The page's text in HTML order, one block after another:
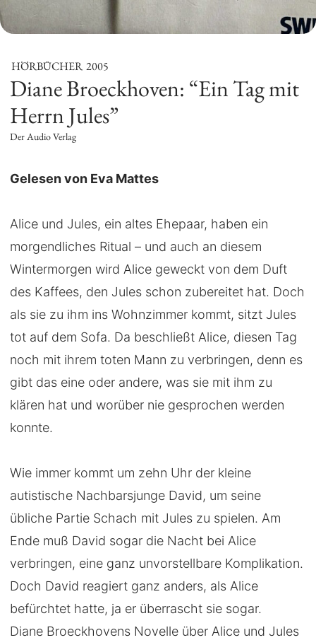
HÖRBÜCHER 2005
Diane Broeckhoven: “Ein Tag mit
Herrn Jules”
Der Audio Verlag
Gelesen von Eva Mattes
Alice und Jules, ein altes Ehepaar, haben ein
morgendliches Ritual – und auch an diesem
Wintermorgen wird Alice geweckt von dem Duft
des Kaffees, den Jules schon zubereitet hat. Doch
als sie zu ihm ins Wohnzimmer kommt, sitzt Jules
tot auf dem Sofa. Da beschließt Alice, diesen Tag
noch mit ihrem toten Mann zu verbringen, denn es
gibt das eine oder andere, was sie mit ihm zu
klären hat und worüber nie gesprochen werden
konnte.
Wie immer kommt um zehn Uhr der kleine
autistische Nachbarsjunge David, um seine
übliche Partie Schach mit Jules zu spielen. Am
Ende muß David sogar die Nacht bei Alice
verbringen, eine ganz unvorstellbare Komplikation.
Doch David reagiert ganz anders, als Alice
befürchtet hatte, ja er überrascht sie sogar.
Diane Broeckhovens Novelle über Alice und Jules